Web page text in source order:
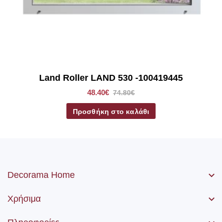
Land Roller LAND 530 -100419445
48.40€ 74.80€
Προσθήκη στο καλάθι
Decorama Home
Χρήσιμα